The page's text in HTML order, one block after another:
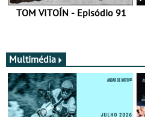
TOM VITOÍN - Episódio 91
Multimédia